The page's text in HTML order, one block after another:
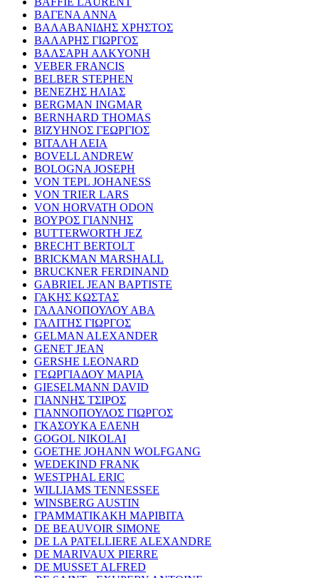
ΒΑΓΕΝΑ ΑΝΝΑ
ΒΑΛΑΒΑΝΙΔΗΣ ΧΡΗΣΤΟΣ
ΒΑΛΑΡΗΣ ΓΙΩΡΓΟΣ
ΒΑΛΣΑΡΗ ΑΛΚΥΟΝΗ
VEBER FRANCIS
BELBER STEPHEN
ΒΕΝΕΖΗΣ ΗΛΙΑΣ
BERGMAN INGMAR
BERNHARD THOMAS
ΒΙΖΥΗΝΟΣ ΓΕΩΡΓΙΟΣ
ΒΙΤΑΛΗ ΛΕΙΑ
BOVELL ANDREW
BOLOGNA JOSEPH
VON TEPL JOHANESS
VON TRIER LARS
VON HORVATH ODON
ΒΟΥΡΟΣ ΓΙΑΝΝΗΣ
BUTTERWORTH JEZ
BRECHT BERTOLT
BRICKMAN MARSHALL
BRUCKNER FERDINAND
GABRIEL JEAN BAPTISTE
ΓΑΚΗΣ ΚΩΣΤΑΣ
ΓΑΛΑΝΟΠΟΥΛΟΥ ΑΒΑ
ΓΑΛΙΤΗΣ ΓΙΩΡΓΟΣ
GELMAN ALEXANDER
GENET JEAN
GERSHE LEONARD
ΓΕΩΡΓΙΑΔΟΥ ΜΑΡΙΑ
GIESELMANN DAVID
ΓΙΑΝΝΗΣ ΤΣΙΡΟΣ
ΓΙΑΝΝΟΠΟΥΛΟΣ ΓΙΩΡΓΟΣ
ΓΚΑΣΟΥΚΑ ΕΛΕΝΗ
GOGOL NIKOLAI
GOETHE JOHANN WOLFGANG
WEDEKIND FRANK
WESTPHAL ERIC
WILLIAMS TENNESSEE
WINSBERG AUSTIN
ΓΡΑΜΜΑΤΙΚΑΚΗ ΜΑΡΙΒΙΤΑ
DE BEAUVOIR SIMONE
DE LA PATELLIERE ALEXANDRE
DE MARIVAUX PIERRE
DE MUSSET ALFRED